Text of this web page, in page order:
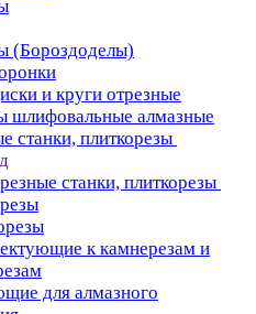
(Бороздоделы)
и круги отрезные
шлифовальные алмазные
станки, плиткорезы
станки, плиткорезы
к камнерезам и
для алмазного